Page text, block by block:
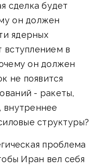
сделка будет
он должен
ядерных
вступлением в
он должен
не появится
- ракеты,
внутреннее
структуры?
проблема
Иран вел себя